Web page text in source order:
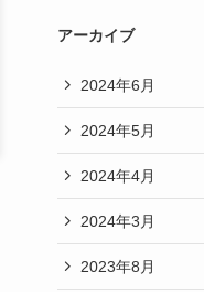
アーカイブ
2024年6月
2024年5月
2024年4月
2024年3月
2023年8月